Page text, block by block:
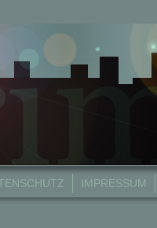
IMPRESSUM